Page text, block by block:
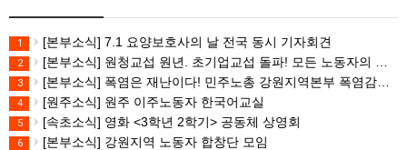
1 [본부소식] 7.1 요양보호사의 날 전국 동시 기자회견
2 [본부소식] 원청교섭 원년. 초기업교섭 돌파! 모든 노동자의 노동기본권 쟁취! 민주노총 7.15 총파업대회
3 [본부소식] 폭염은 재난이다! 민주노총 강원지역본부 폭염감시단 선포 기자회견
4 [원주소식] 원주 이주노동자 한국어교실
5 [속초소식] 영화 <3학년 2학기> 공동체 상영회
6 [본부소식] 강원지역 노동자 합창단 모임